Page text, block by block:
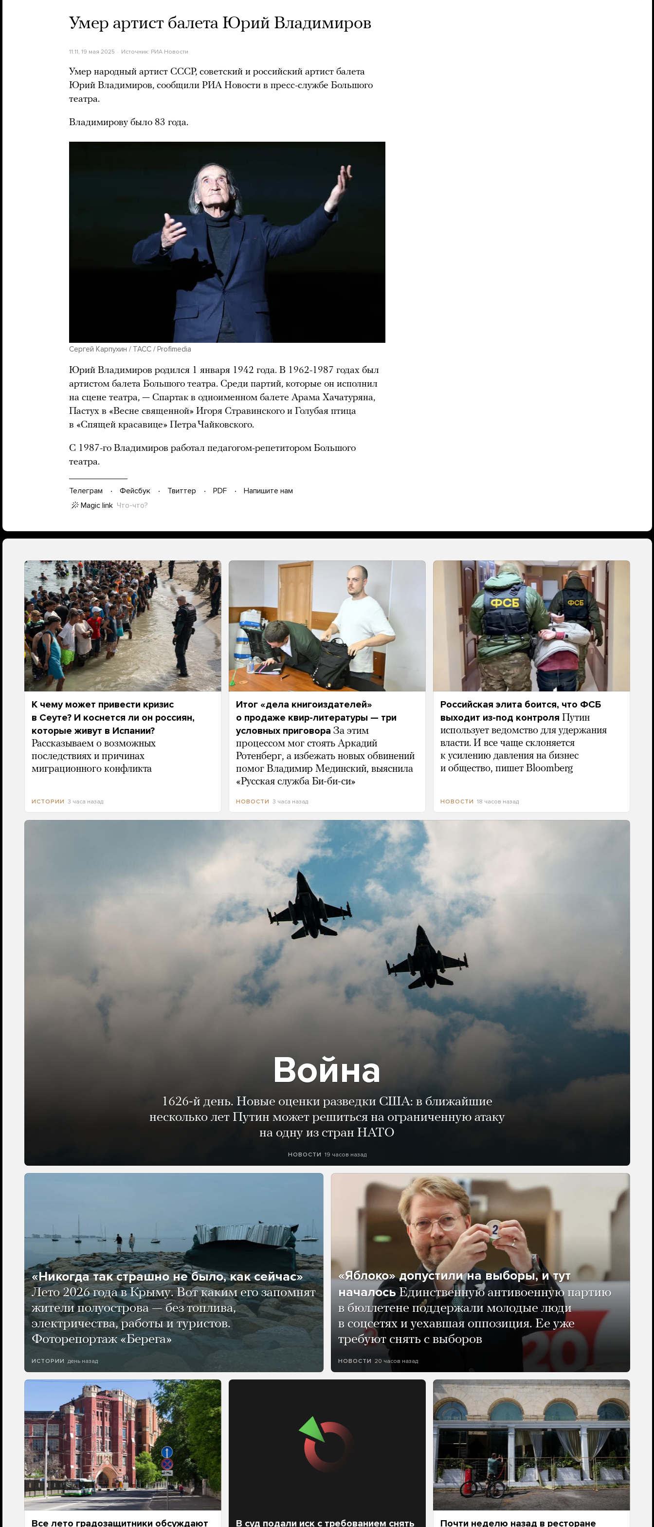
Умер артист балета Юрий Владимиров
11:11, 19 мая 2025 Источник: РИА Новости
Умер народный артист СССР, советский и российский артист балета
Юрий Владимиров, сообщили РИА Новости в пресс-службе Большого
театра.
Владимирову было 83 года.
Сергей Карпухин / ТАСС / Profimedia
Юрий Владимиров родился 1 января 1942 года. В 1962-1987 годах был
артистом балета Большого театра. Среди партий, которые он исполнил
на сцене театра, — Спартак в одноименном балете Арама Хачатуряна,
Пастух в «Весне священной» Игоря Стравинского и Голубая птица
в «Спящей красавице» Петра Чайковского.
С 1987-го Владимиров работал педагогом-репетитором Большого
театра.
Телеграм Фейсбук Твиттер PDF
Напишите нам
Magic link Что-что?
К чему может привести кризис
в Сеуте? И коснется ли он россиян,
которые живут в Испании?
Рассказываем о возможных
последствиях и причинах
миграционного конфликта
ИСТОРИИ 3 часа назад
Итог «дела книгоиздателей»
о продаже квир-литературы — три
условных приговора За этим
процессом мог стоять Аркадий
Ротенберг, а избежать новых обвинений
помог Владимир Мединский, выяснила
«Русская служба Би-би-си»
НОВОСТИ 3 часа назад
Российская элита боится, что ФСБ
выходит из-под контроля Путин
использует ведомство для удержания
власти. И все чаще склоняется
к усилению давления на бизнес
и общество, пишет Bloomberg
НОВОСТИ 18 часов назад
Война
1626-й день. Новые оценки разведки США: в ближайшие
несколько лет Путин может решиться на ограниченную атаку
на одну из стран НАТО
НОВОСТИ 19 часов назад
«Никогда так страшно не было, как сейчас»
Лето 2026 года в Крыму. Вот каким его запомнят
жители полуострова — без топлива,
электричества, работы и туристов.
Фоторепортаж «Берега»
ИСТОРИИ день назад
«Яблоко» допустили на выборы, и тут
началось Единственную антивоенную партию
в бюллетене поддержали молодые люди
в соцсетях и уехавшая оппозиция. Ее уже
требуют снять с выборов
НОВОСТИ 20 часов назад
Все лето градозащитники обсуждают В суд подали иск с требованием снять Почти неделю назад в ресторане